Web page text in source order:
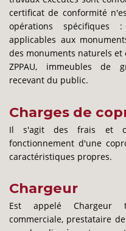
certificat de conformité
opérations
applicables aux
des monuments naturels et
ZPPAU, immeubles de
recevant du public.
Charges de
Il s'agit des frais et
fonctionnement d'une
caractéristiques propres.
Chargeur
Est appelé Chargeur
commerciale, prestataire